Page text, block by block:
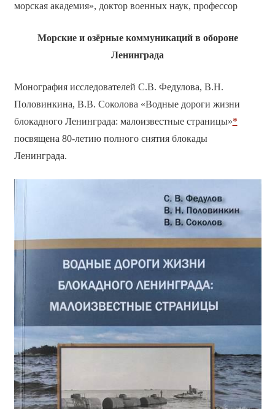
морская академия», доктор военных наук, профессор
Морские и озёрные коммуникаций в обороне
Ленинграда
Монография исследователей С.В. Федулова, В.Н.
Половинкина, В.В. Соколова «Водные дороги жизни
блокадного Ленинграда: малоизвестные страницы»*
посвящена 80-летию полного снятия блокады
Ленинграда.